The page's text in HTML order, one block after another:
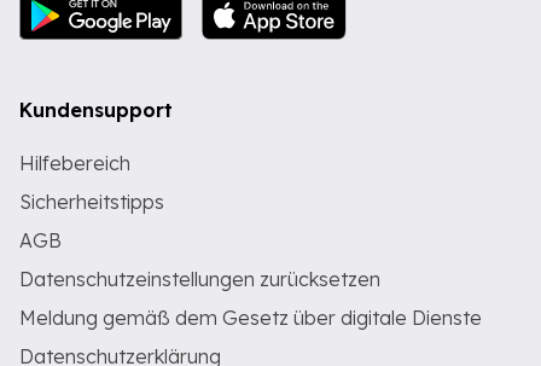
Kundensupport
Hilfebereich
Sicherheitstipps
AGB
Datenschutzeinstellungen zurücksetzen
Meldung gemäß dem Gesetz über digitale Dienste
Datenschutzerklärung